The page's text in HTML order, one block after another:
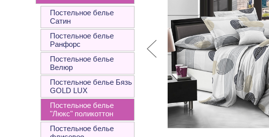
Постельное белье
Сатин
Постельное белье
Ранфорс
Постельное белье
Велюр
Постельное белье Бязь
GOLD LUX
Постельное белье
"Люкс" поликоттон
Постельное белье